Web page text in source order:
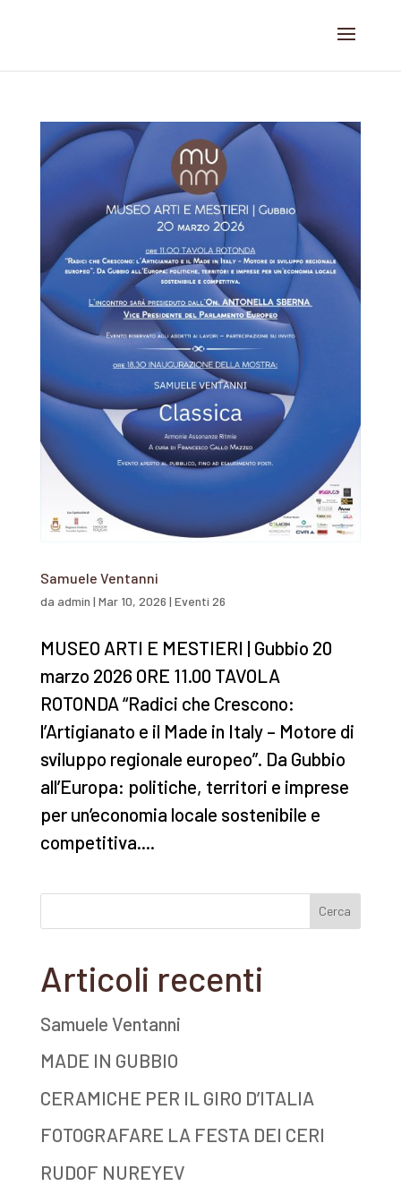
Samuele Ventanni
da admin | Mar 10, 2026 | Eventi 26
MUSEO ARTI E MESTIERI | Gubbio 20
marzo 2026 ORE 11.00 TAVOLA
ROTONDA “Radici che Crescono:
l’Artigianato e il Made in Italy – Motore di
sviluppo regionale europeo”. Da Gubbio
all’Europa: politiche, territori e imprese
per un’economia locale sostenibile e
competitiva....
Articoli recenti
Samuele Ventanni
MADE IN GUBBIO
CERAMICHE PER IL GIRO D’ITALIA
FOTOGRAFARE LA FESTA DEI CERI
RUDOF NUREYEV